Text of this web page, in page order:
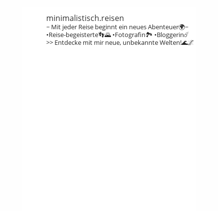
minimalistisch.reisen
~ Mit jeder Reise beginnt ein neues Abenteuer🌍~
•Reise-begeisterte👣🌄•Fotografin🏞️ •Bloggerin☄️
>> Entdecke mit mir neue, unbekannte Welten!🌊🌌